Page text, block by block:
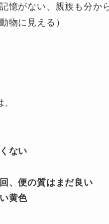
憶がない、親族も分か
物に見える）
ない
、便の質はまだ良い
黄色